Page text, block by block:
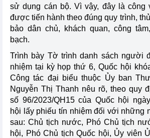
sử dụng cán bộ. Vì vậy, đây là công
được tiến hành theo đúng quy trình,
bảo dân chủ, khách quan, công
bạch.
Trình bày Tờ trình danh sách người
nhiệm tại kỳ họp thứ 6, Quốc hội
Công tác đại biểu thuộc Ủy ban
Nguyễn Thị Thanh nêu rõ, theo quy
số 96/2023/QH15 của Quốc hội
hội lấy phiếu tín nhiệm đối với những
sau: Chủ tịch nước, Phó Chủ tịch
hội, Phó Chủ tịch Quốc hội, Ủy viên